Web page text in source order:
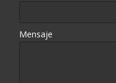
Mensaje